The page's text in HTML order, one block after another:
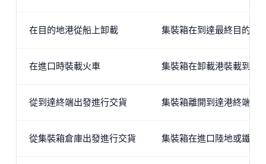
在目的地港從船上卸載 集裝箱在到達最終目的地
在進口時裝載火車 集裝箱在卸載港裝載到火
從到達終端出發進行交貨 集裝箱離開到達港終端，
從集裝箱倉庫出發進行交貨 集裝箱在進口陸地或鐵路